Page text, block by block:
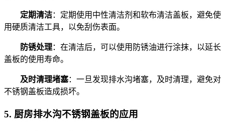
定期清洁：定期使用中性清洁剂和软布清洁盖板，避免使
用硬质清洁工具，以免刮伤表面。
防锈处理：在清洁后，可以使用防锈油进行涂抹，以延长
盖板的使用寿命。
及时清理堵塞：一旦发现排水沟堵塞，及时清理，避免对
不锈钢盖板造成损坏。
5. 厨房排水沟不锈钢盖板的应用